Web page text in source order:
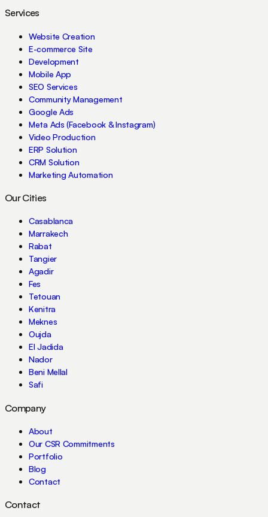
Services
Website Creation
E-commerce Site
Development
Mobile App
SEO Services
Community Management
Google Ads
Meta Ads (Facebook & Instagram)
Video Production
ERP Solution
CRM Solution
Marketing Automation
Our Cities
Casablanca
Marrakech
Rabat
Tangier
Agadir
Fes
Tetouan
Kenitra
Meknes
Oujda
El Jadida
Nador
Beni Mellal
Safi
Company
About
Our CSR Commitments
Portfolio
Blog
Contact
Contact